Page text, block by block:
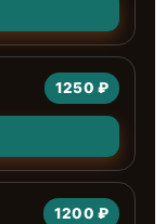
1250 ₽
1200 ₽